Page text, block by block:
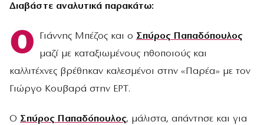
Διαβάστε αναλυτικά παρακάτω:
Ο Γιάννης Μπέζος και ο Σπύρος Παπαδόπουλος
μαζί με καταξιωμένους ηθοποιούς και
καλλιτέχνες βρέθηκαν καλεσμένοι στην «Παρέα» με τον
Γιώργο Κουβαρά στην ΕΡΤ.
Ο Σπύρος Παπαδόπουλος, μάλιστα, απάντησε και για